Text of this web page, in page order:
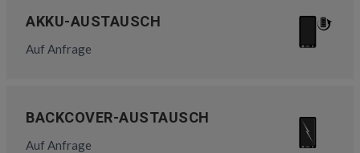
AKKU-AUSTAUSCH
Auf Anfrage
BACKCOVER-AUSTAUSCH
Auf Anfrage